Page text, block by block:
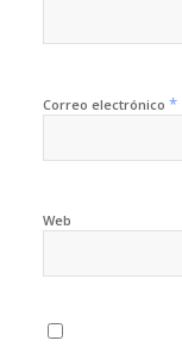
Correo electrónico *
Web